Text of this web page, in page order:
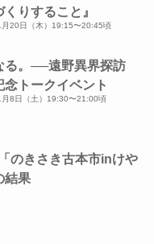
りすること』
20日（木）19:15〜20:45頃
る。──遠野異界探訪
念トークイベント
8日（土）19:30〜21:00頃
のきさき古本市inけや
結果